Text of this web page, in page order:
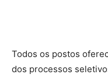
Todos os postos
dos processos